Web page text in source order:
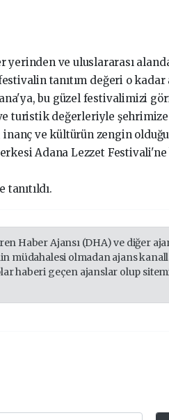
yerinden ve uluslararası
tanıtım değeri o kadar
bu güzel festivalimizi
turistik değerleriyle
ve kültürün zengin
Adana Lezzet
Haber Ajansı (DHA) ve diğer
müdahalesi olmadan ajans
haberi geçen ajanslar olup